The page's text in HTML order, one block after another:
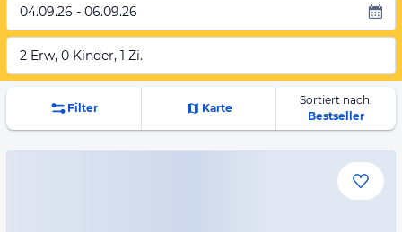
04.09.26 - 06.09.26
2 Erw, 0 Kinder, 1 Zi.
Filter Karte
Sortiert nach:
Bestseller